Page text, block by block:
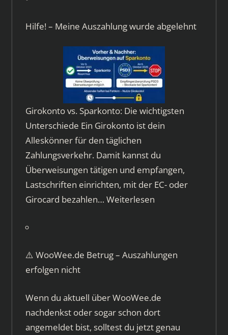
Hilfe! – Meine Auszahlung wurde abgelehnt
Girokonto vs. Sparkonto: Die wichtigsten
Unterschiede Ein Girokonto ist dein
Alleskönner für den täglichen
Zahlungsverkehr. Damit kannst du
Überweisungen tätigen und empfangen,
Lastschriften einrichten, mit der EC- oder
Girocard bezahlen… Weiterlesen
⚠️ WooWee.de Betrug – Auszahlungen
erfolgen nicht
Wenn du aktuell über WooWee.de
nachdenkst oder sogar schon dort
angemeldet bist, solltest du jetzt genau